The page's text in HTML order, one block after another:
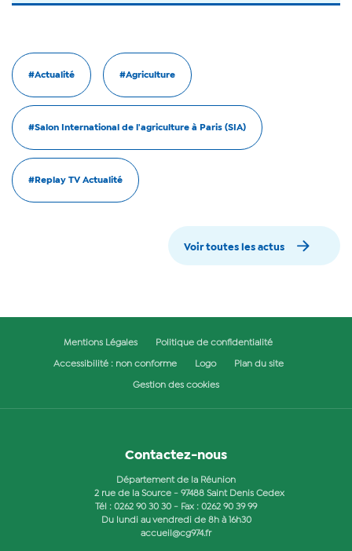
#Actualité #Agriculture
#Salon International de l'agriculture à Paris (SIA)
#Replay TV Actualité
Voir toutes les actus
Mentions Légales Politique de confidentialité
Accessibilité : non conforme Logo Plan du site
Gestion des cookies
Contactez-nous
Département de la Réunion
2 rue de la Source - 97488 Saint Denis Cedex
Tél : 0262 90 30 30 - Fax : 0262 90 39 99
Du lundi au vendredi de 8h à 16h30
accueil@cg974.fr